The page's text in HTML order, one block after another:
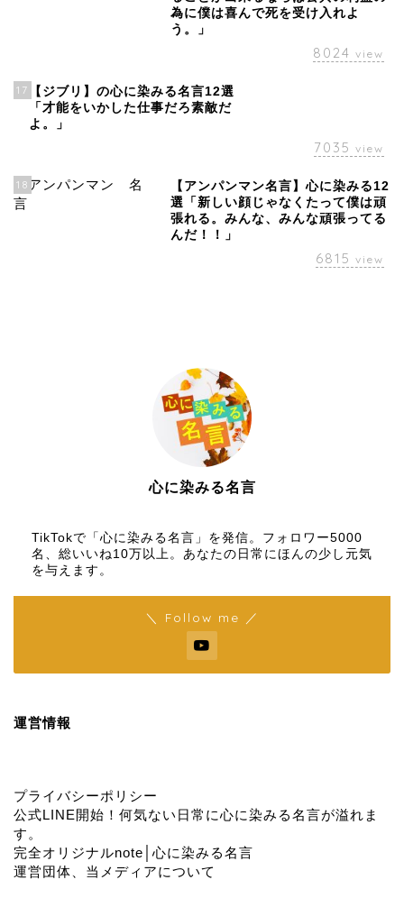
為に僕は喜んで死を受け入れよ
う。」
8024 view
17
【ジブリ】の心に染みる名言12選
「才能をいかした仕事だろ素敵だ
よ。」
7035 view
18
【アンパンマン名言】心に染みる12
選「新しい顔じゃなくたって僕は頑
張れる。みんな、みんな頑張ってる
んだ！！」
6815 view
心に染みる名言
TikTokで「心に染みる名言」を発信。フォロワー5000
名、総いいね10万以上。あなたの日常にほんの少し元気
を与えます。
＼ Follow me ／
運営情報
プライバシーポリシー
公式LINE開始！何気ない日常に心に染みる名言が溢れま
す。
完全オリジナルnote│心に染みる名言
運営団体、当メディアについて